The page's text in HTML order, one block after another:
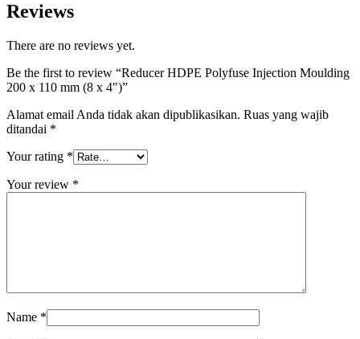
Reviews
There are no reviews yet.
Be the first to review “Reducer HDPE Polyfuse Injection Moulding
200 x 110 mm (8 x 4″)”
Alamat email Anda tidak akan dipublikasikan. Ruas yang wajib
ditandai *
Your rating *
Your review *
Name *